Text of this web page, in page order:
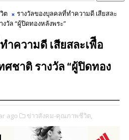
ต
รางวัลของบุลคลที่ทำความดี เสียสละ
วัล “ผู้ปิดทองหลังพระ”
ำความดี เสียสละเพืีอ
ชาติ รางวัล “ผู้ปิดทอง
ago ข่าวสังคม-คุณภาพชีวิต,